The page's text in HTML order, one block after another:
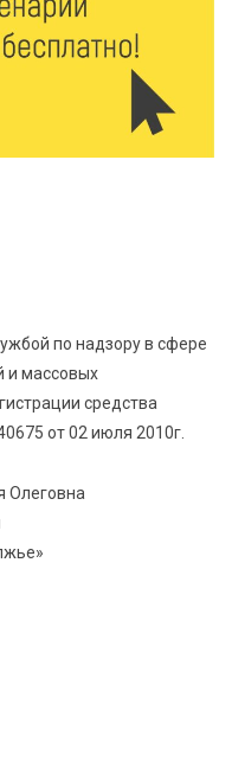
проходит в РГБ
по надзору в сфере
и массовых
средства
от 02 июля 2010г.
Олеговна